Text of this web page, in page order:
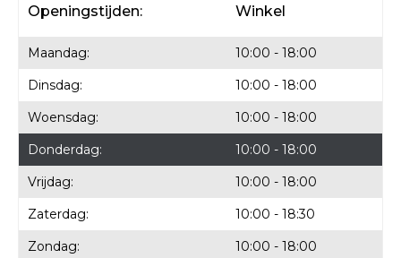
Openingstijden: Winkel
Maandag:
10:00 - 18:00
Dinsdag:
10:00 - 18:00
Woensdag:
10:00 - 18:00
Donderdag:
10:00 - 18:00
Vrijdag:
10:00 - 18:00
Zaterdag:
10:00 - 18:30
Zondag:
10:00 - 18:00